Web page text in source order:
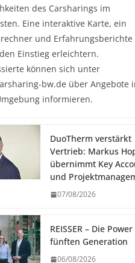
des Carsharings im
Eine interaktive Karte, ein
und Erfahrungsberichte
Einstieg erleichtern.
können sich unter
bw.de über Angebote
informieren.
DuoTherm verstärkt
Vertrieb: Markus
übernimmt Key
und
07/08/2026
REISSER – Die
fünften Generation
06/08/2026